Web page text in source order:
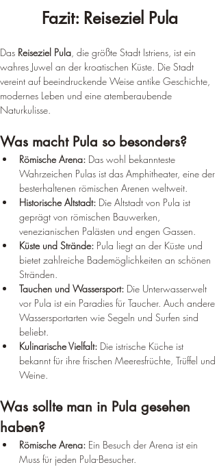
Fazit: Reiseziel Pula
Das Reiseziel Pula , die größte Stadt Istriens, ist ein
wahres Juwel an der kroatischen Küste. Die Stadt
vereint auf beeindruckende Weise antike Geschichte,
modernes Leben und eine atemberaubende
Naturkulisse.
Was macht Pula so besonders?
Römische Arena: Das wohl bekannteste
Wahrzeichen Pulas ist das Amphitheater, eine der
besterhaltenen römischen Arenen weltweit.
Historische Altstadt: Die Altstadt von Pula ist
geprägt von römischen Bauwerken,
venezianischen Palästen und engen Gassen.
Küste und Strände: Pula liegt an der Küste und
bietet zahlreiche Bademöglichkeiten an schönen
Stränden.
Tauchen und Wassersport: Die Unterwasserwelt
vor Pula ist ein Paradies für Taucher. Auch andere
Wassersportarten wie Segeln und Surfen sind
beliebt.
Kulinarische Vielfalt: Die istrische Küche ist
bekannt für ihre frischen Meeresfrüchte, Trüffel und
Weine.
Was sollte man in Pula gesehen
haben?
Römische Arena: Ein Besuch der Arena ist ein
Muss für jeden Pula-Besucher.